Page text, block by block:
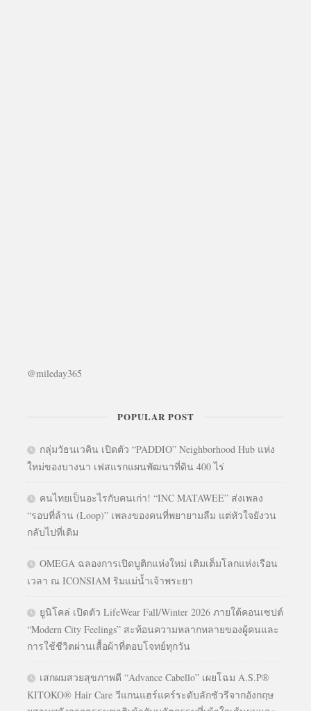
@mileday365
POPULAR POST
กลุ่มวัธนเวคิน เปิดตัว “PADDIO” Neighborhood Hub แห่ง
ใหม่ของบางนา เฟสแรกแผนพัฒนาที่ดิน 400 ไร่
คนไทยเป็นอะไรกับคนเก่า! “INC MATAWEE” ส่งเพลง
“รอบที่ล้าน (Loop)” เพลงของคนที่พยายามลืม แต่หัวใจยังวน
กลับไปที่เดิม
OMEGA ฉลองการเปิดบูติกแห่งใหม่ เติมเต็มโลกแห่งเรือน
เวลา ณ ICONSIAM ริมแม่น้ำเจ้าพระยา
ยูนิโคล่ เปิดตัว LifeWear Fall/Winter 2026 ภายใต้คอนเซปต์
“Modern City Feelings” สะท้อนความหลากหลายของผู้คนและ
การใช้ชีวิตผ่านเสื้อผ้าที่ตอบโจทย์ทุกวัน
เสกผมสวยสุขภาพดี “Advance Cabello” เผยโฉม A.S.P®
KITOKO® Hair Care วีแกนแฮร์แคร์ระดับลักชัวรีจากอังกฤษ